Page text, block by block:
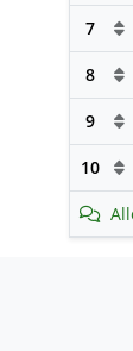
7
8
9
10